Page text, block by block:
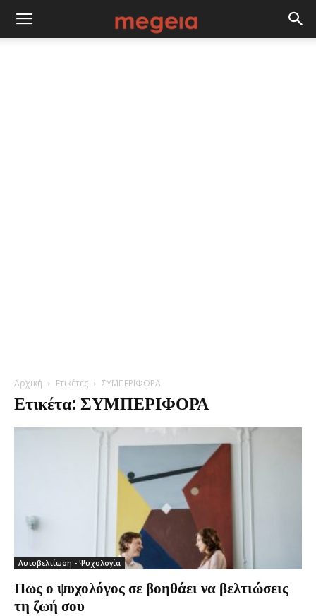
Αρχική Ετικέτες ΣΥΜΠΕΡΙΦΟΡΑ
Ετικέτα: ΣΥΜΠΕΡΙΦΟΡΑ
Αυτοβελτίωση - Ψυχολογία
Πως ο ψυχολόγος σε βοηθάει να βελτιώσεις
τη ζωή σου